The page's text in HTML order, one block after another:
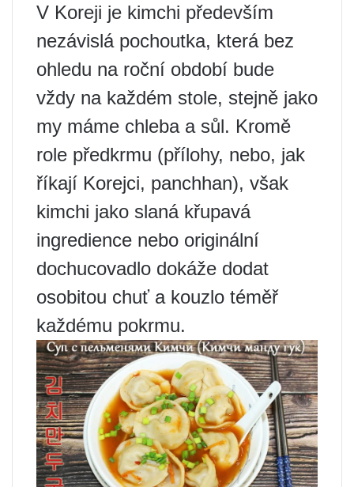
V Koreji je kimchi především
nezávislá pochoutka, která bez
ohledu na roční období bude
vždy na každém stole, stejně jako
my máme chleba a sůl. Kromě
role předkrmu (přílohy, nebo, jak
říkají Korejci, panchhan), však
kimchi jako slaná křupavá
ingredience nebo originální
dochucovadlo dokáže dodat
osobitou chuť a kouzlo téměř
každému pokrmu.